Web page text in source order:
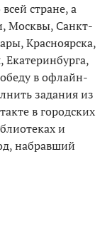
стране, а
Москвы, Санкт-
Красноярска,
в офлайн-
задания из
в городских
и
набравший